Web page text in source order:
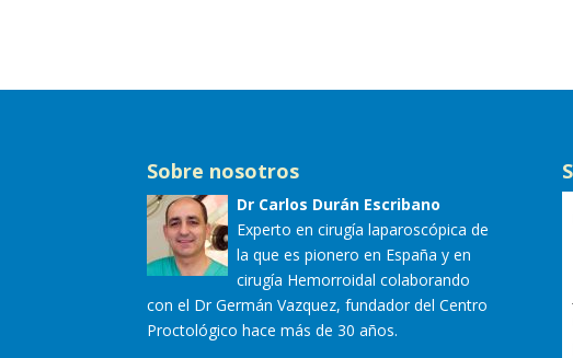
Sobre nosotros
Dr Carlos Durán Escribano
Experto en cirugía laparoscópica de
la que es pionero en España y en
cirugía Hemorroidal colaborando
con el Dr Germán Vazquez, fundador del Centro
Proctológico hace más de 30 años.